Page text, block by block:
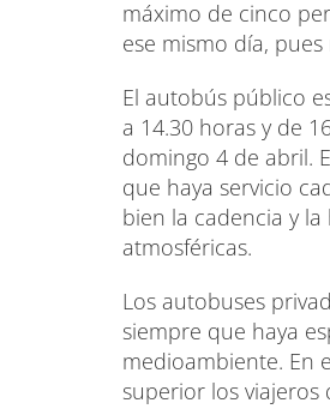
máximo de cinco
ese mismo día,
El autobús público
a 14.30 horas y de
domingo 4 de abril.
que haya servicio
bien la cadencia y
atmosféricas.
Los autobuses
siempre que haya
medioambiente. En
superior los